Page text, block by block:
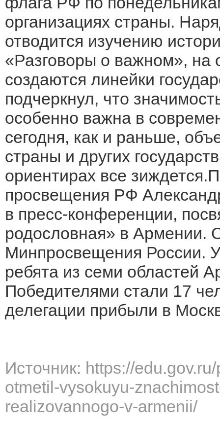
организациях страны.
отводится изучению
«Разговоры о важном», на
создаются линейки
подчеркнул, что
особенно важна в
сегодня, как и раньше,
страны и других
ориентирах все
просвещения РФ
в пресс-конференции,
родословная» в Армении.
Минпросвещения России.
ребята из семи областей
Победителями стали 17
делегации прибыли в
Источник: https://
otmetil-vysokuyu-
realizovannogo-v-armenii/